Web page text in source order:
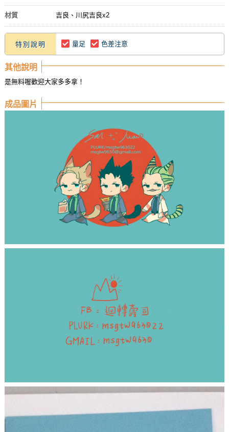
材質 吉良、川尻吉良x2
特別說明 量足 色差注意
其他說明
是無料喔歡迎大家多多拿！
成品圖片